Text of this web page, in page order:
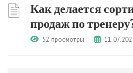
Как делается
продаж по
52 просмотры